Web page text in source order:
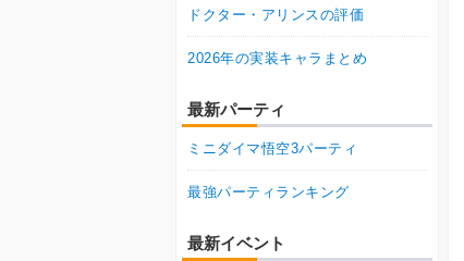
ドクター・アリンスの評価
2026年の実装キャラまとめ
最新パーティ
ミニダイマ悟空3パーティ
最強パーティランキング
最新イベント